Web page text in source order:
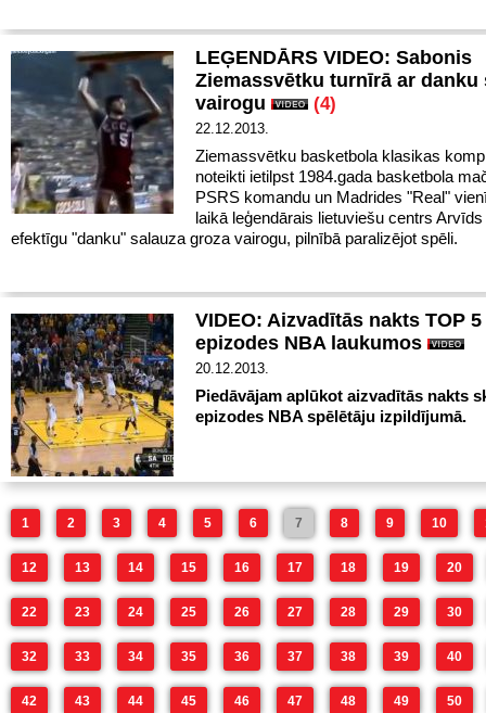
LEĢENDĀRS VIDEO: Sabonis
Ziemassvētku turnīrā ar danku
vairogu
(4)
22.12.2013.
Ziemassvētku basketbola klasikas
noteikti ietilpst 1984.gada basketbola
PSRS komandu un Madrides "Real"
laikā leģendārais lietuviešu centrs
efektīgu "danku" salauza groza vairogu, pilnībā paralizējot spēli.
VIDEO: Aizvadītās nakts TOP 5
epizodes NBA laukumos
20.12.2013.
Piedāvājam aplūkot aizvadītās nakts
epizodes NBA spēlētāju izpildījumā.
1 2 3 4 5 6 7 8 9 10
12 13 14 15 16 17 18 19 20
22 23 24 25 26 27 28 29 30
32 33 34 35 36 37 38 39 40
42 43 44 45 46 47 48 49 50